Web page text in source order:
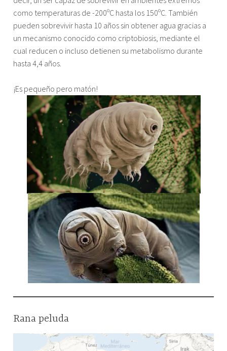
como temperaturas de -200ºC hasta los 150ºC. También
pueden sobrevivir hasta 10 años sin obtener agua gracias a
un mecanismo conocido como criptobiosis, mediante el
cual reducen o incluso detienen su metabolismo durante
hasta 4,4 años.
¡Es pequeño pero matón!
Rana peluda